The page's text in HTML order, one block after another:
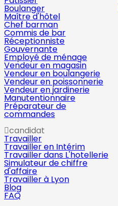
Boulanger
Maître d'hôtel
Chef barman
Commis de bar
Réceptionniste
Gouvernante
Employé de ménage
Vendeur en magasin
Vendeur en boulangerie
Vendeur en poissonnerie
Vendeur en jardinerie
Manutentionnaire
Préparateur de
commandes
candidat
Travailler
Travailler en Intérim
Travailler dans L'hotellerie
Simulateur de chiffre
d'affaire
Travailler à Lyon
Blog
FAQ